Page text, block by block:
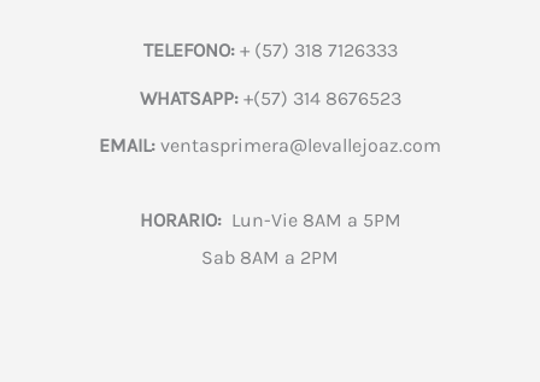
TELEFONO:+ (57) 318 7126333
WHATSAPP:+(57) 314 8676523
EMAIL: ventasprimera@levallejoaz.com
HORARIO:Lun-Vie 8AM a 5PM
Sab 8AM a 2PM